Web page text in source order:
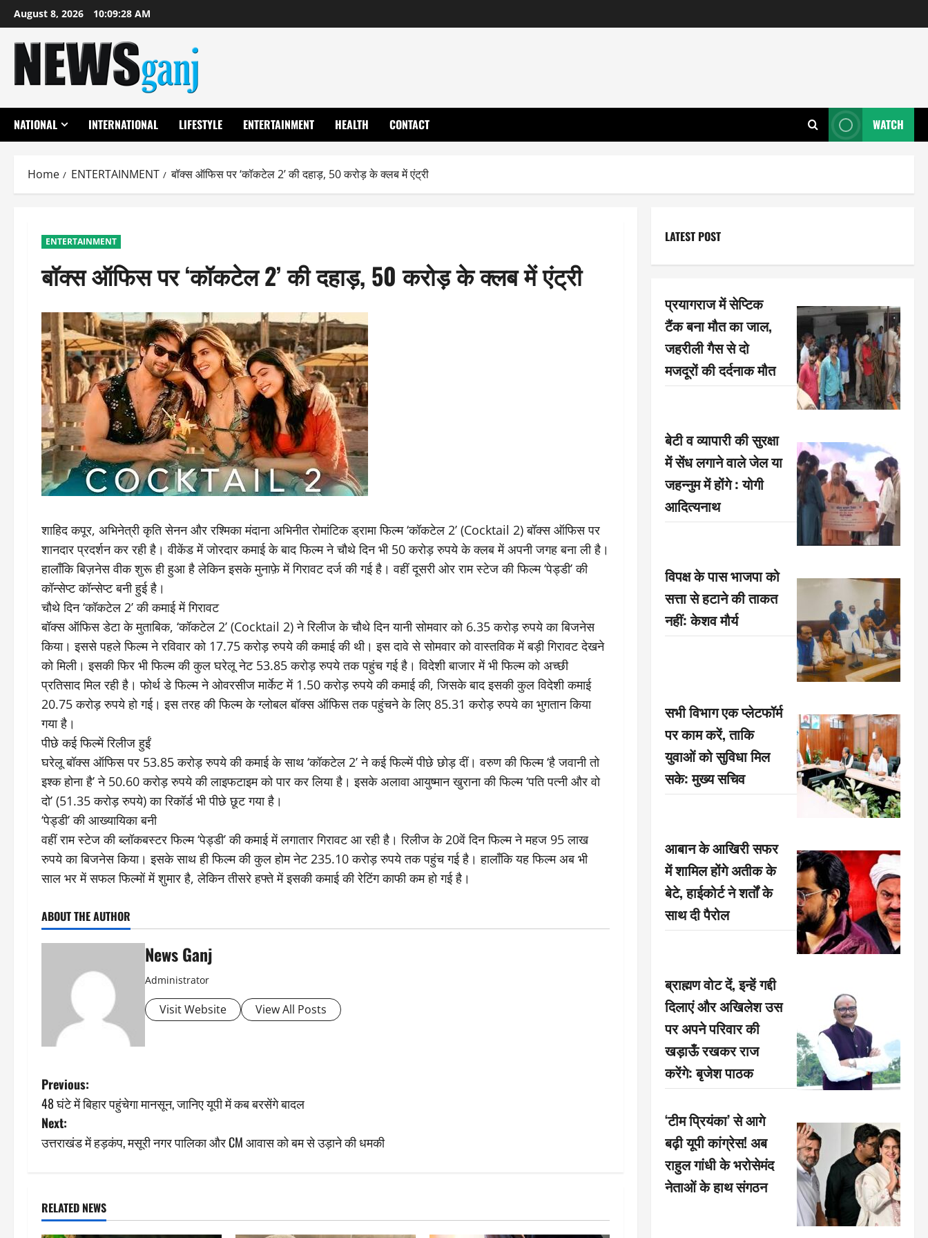
Skip
to
content
August 8, 2026 10:09:29 AM
NATIONAL INTERNATIONAL LIFESTYLE ENTERTAINMENT HEALTH CONTACT WATCH
Home ENTERTAINMENT बॉक्स ऑफिस पर ‘कॉकटेल 2’ की दहाड़, 50 करोड़ के क्लब में एंट्री
ENTERTAINMENT
बॉक्स ऑफिस पर ‘कॉकटेल 2’ की दहाड़, 50 करोड़ के क्लब में एंट्री
शाहिद कपूर, अभिनेत्री कृति सेनन और रश्मिका मंदाना अभिनीत रोमांटिक ड्रामा फिल्म ‘कॉकटेल 2’ (Cocktail 2) बॉक्स ऑफिस पर
शानदार प्रदर्शन कर रही है। वीकेंड में जोरदार कमाई के बाद फिल्म ने चौथे दिन भी 50 करोड़ रुपये के क्लब में अपनी जगह बना ली है।
हालाँकि बिज़नेस वीक शुरू ही हुआ है लेकिन इसके मुनाफ़े में गिरावट दर्ज की गई है। वहीं दूसरी ओर राम स्टेज की फिल्म ‘पेड्डी’ की
कॉन्सेप्ट कॉन्सेप्ट बनी हुई है।
चौथे दिन ‘कॉकटेल 2’ की कमाई में गिरावट
बॉक्स ऑफिस डेटा के मुताबिक, ‘कॉकटेल 2’ (Cocktail 2) ने रिलीज के चौथे दिन यानी सोमवार को 6.35 करोड़ रुपये का बिजनेस
किया। इससे पहले फिल्म ने रविवार को 17.75 करोड़ रुपये की कमाई की थी। इस दावे से सोमवार को वास्तविक में बड़ी गिरावट देखने
को मिली। इसकी फिर भी फिल्म की कुल घरेलू नेट 53.85 करोड़ रुपये तक पहुंच गई है। विदेशी बाजार में भी फिल्म को अच्छी
प्रतिसाद मिल रही है। फोर्थ डे फिल्म ने ओवरसीज मार्केट में 1.50 करोड़ रुपये की कमाई की, जिसके बाद इसकी कुल विदेशी कमाई
20.75 करोड़ रुपये हो गई। इस तरह की फिल्म के ग्लोबल बॉक्स ऑफिस तक पहुंचने के लिए 85.31 करोड़ रुपये का भुगतान किया
गया है।
पीछे कई फिल्में रिलीज हुईं
घरेलू बॉक्स ऑफिस पर 53.85 करोड़ रुपये की कमाई के साथ ‘कॉकटेल 2’ ने कई फिल्में पीछे छोड़ दीं। वरुण की फिल्म ‘है जवानी तो
इश्क होना है’ ने 50.60 करोड़ रुपये की लाइफटाइम को पार कर लिया है। इसके अलावा आयुष्मान खुराना की फिल्म ‘पति पत्नी और वो
दो’ (51.35 करोड़ रुपये) का रिकॉर्ड भी पीछे छूट गया है।
‘पेड्डी’ की आख्यायिका बनी
वहीं राम स्टेज की ब्लॉकबस्टर फिल्म ‘पेड्डी’ की कमाई में लगातार गिरावट आ रही है। रिलीज के 20वें दिन फिल्म ने महज 95 लाख
रुपये का बिजनेस किया। इसके साथ ही फिल्म की कुल होम नेट 235.10 करोड़ रुपये तक पहुंच गई है। हालाँकि यह फिल्म अब भी
साल भर में सफल फिल्मों में शुमार है, लेकिन तीसरे हफ्ते में इसकी कमाई की रेटिंग काफी कम हो गई है।
ABOUT THE AUTHOR
News Ganj
Administrator
Visit Website View All Posts
P
o
s
n
Previous:
48 घंटे में बिहार पहुंचेगा मानसून, जानिए यूपी में कब बरसेंगे बादल
Next:
उत्तराखंड में हड़कंप, मसूरी नगर पालिका और CM आवास को बम से उड़ाने की धमकी
RELATED NEWS
LATEST POST
प्रयागराज में सेप्टिक
टैंक बना मौत का जाल,
जहरीली गैस से दो
मजदूरों की दर्दनाक मौत
बेटी व व्यापारी की सुरक्षा
में सेंध लगाने वाले जेल या
जहन्नुम में होंगे : योगी
आदित्यनाथ
विपक्ष के पास भाजपा को
सत्ता से हटाने की ताकत
नहीं: केशव मौर्य
सभी विभाग एक प्लेटफॉर्म
पर काम करें, ताकि
युवाओं को सुविधा मिल
सके: मुख्य सचिव
आबान के आखिरी सफर
में शामिल होंगे अतीक के
बेटे, हाईकोर्ट ने शर्तों के
साथ दी पैरोल
ब्राह्मण वोट दें, इन्हें गद्दी
दिलाएं और अखिलेश उस
पर अपने परिवार की
खड़ाऊँ रखकर राज
करेंगे: बृजेश पाठक
‘टीम प्रियंका’ से आगे
बढ़ी यूपी कांग्रेस! अब
राहुल गांधी के भरोसेमंद
नेताओं के हाथ संगठन